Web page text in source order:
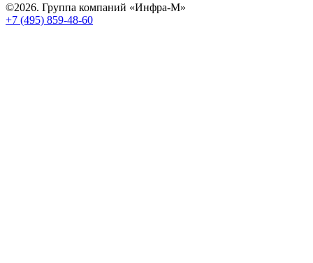
©2026. Группа компаний «Инфра-М»
+7 (495) 859-48-60